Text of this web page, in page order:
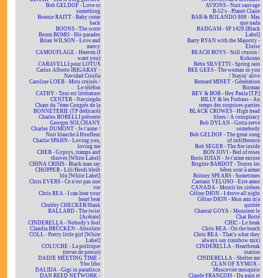
Bob GELDOF - Love or
something
Bonnie RAITT - Baby come
back
BOONS - The score
Boum BOMO - Hit-parades
Brian WILSON - Love and
mercy
CAMOUFLAGE - Heaven (I
want you)
CARAVELLI pour LOTUS
Carlos Alberto IRIGARAY -
Navidad Criolla
Caroline LOEB - Mots croisés /
Le téléfon
CATHY - Tout est littérature
CENTER - Navsiegda
Chant du 7ème Congrès de la
BONNETERIE (TP dédicacé)
Charles BORELLI présente
Georges SOLCHANY
Charles DUMONT - Je t'aime /
Nuit blanche à Honfleur
Charlie SPAHN - Loving you,
loving me
CHER - Gypsys, tramps and
thieves [White Label]
CHINA CRISIS - Black man ray
CHOPPER - Lili/Heidi bleib
blu [White Label]
Chris EVERS - Ce n'est pas une
vie
Chris REA - I can hear your
heart beat
Chubby CHECKER/Hank
BALLARD - The twist
[Acétate]
CINDERELLA - Nobody's fool
Claudia BRÜCKEN - Absolute
COLL - Pretty little girl [White
Label]
COLUCHE - La politique
(revue de presse)
DADJE MEETING TIME -
Ybo libo
DALIDA - Gigi in paradisco
DAN REED NETWORK -
AVIONS - Nuit sauvage
B-52's - Planet Claire
BAB & ROLANDO 808 - Mas
que nada
BADGAM - SP 1428 [Black
Label]
Barry RYAN with the Majority -
Eloïse
BEACH BOYS - Still cruisin /
Kokomo
Bebu SILVETTI - Spring rain
BEE GEES - The woman in you
/ Stayin' alive
Bernard MINET - Génération
Bioman
BEV & BOB - Hey Paula [T.P.]
BILLY & les Forbans - Au
temps des surprises-parties
BLACK CROWES - High head
blues / A conspiracy
Bob DYLAN - Gotta serve
somebody
Bob GELDOF - The great song
of indifference
Bob SEGER - The fire inside
BON JOVI - Bed of roses
Boris DJIAN - Je t'aime encore
Brigitte BARDOT - Toutes les
bêtes sont à aimer
Britney SPEARS - Sometimes
Caetano VELOSO - Este amor
CANADA - Mourir les sirènes
Céline DION - I drove all night
Céline DION - Mon ami m'a
quittée
Chantal GOYA - Monsieur le
Chat Botté
CHIC - Le freak
Chris REA - On the beach
Chris REA - That's what they
always say (rainbow mix)
CINDERELLA - Heartbreak
station
CINDERELLA - Shelter me
CLAN OF XYMOX -
Muscoviet mosquito
Claude FRANÇOIS - Du pain et